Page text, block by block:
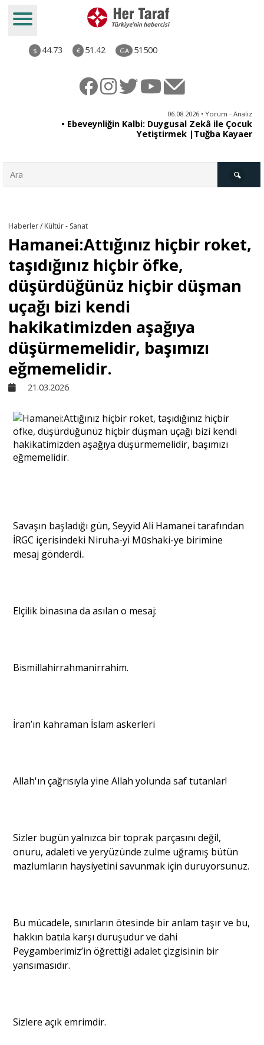
$ 44.73 € 51.42 GA 51500
06.08.2026 • Yorum - Analiz
• Ebeveynliğin Kalbi: Duygusal Zekâ ile Çocuk
Yetiştirmek |Tuğba Kayaer
Derkenar
Sivil Toplum
Kültür - Sanat
Yorum - Analiz
Yazı Dizisi
Eğitim
Ankara Analiz
Haberler / Kültür - Sanat
Hamanei:Attığınız hiçbir roket,
taşıdığınız hiçbir öfke,
düşürdüğünüz hiçbir düşman
uçağı bizi kendi
hakikatimizden aşağıya
düşürmemelidir, başımızı
eğmemelidir.
21.03.2026
Savaşın başladığı gün, Seyyid Ali Hamanei tarafından
İRGC içerisindeki Niruha-yi Mūshaki-ye birimine
mesaj gönderdi..
Elçilik binasına da asılan o mesaj:
Bismillahirrahmanirrahim.
İran’ın kahraman İslam askerleri
Allah'ın çağrısıyla yine Allah yolunda saf tutanlar!
Sizler bugün yalnızca bir toprak parçasını değil,
onuru, adaleti ve yeryüzünde zulme uğramış bütün
mazlumların haysiyetini savunmak için duruyorsunuz.
Bu mücadele, sınırların ötesinde bir anlam taşır ve bu,
hakkın batıla karşı duruşudur ve dahi
Peygamberimiz’in öğrettiği adalet çizgisinin bir
yansımasıdır.
Sizlere açık emrimdir.